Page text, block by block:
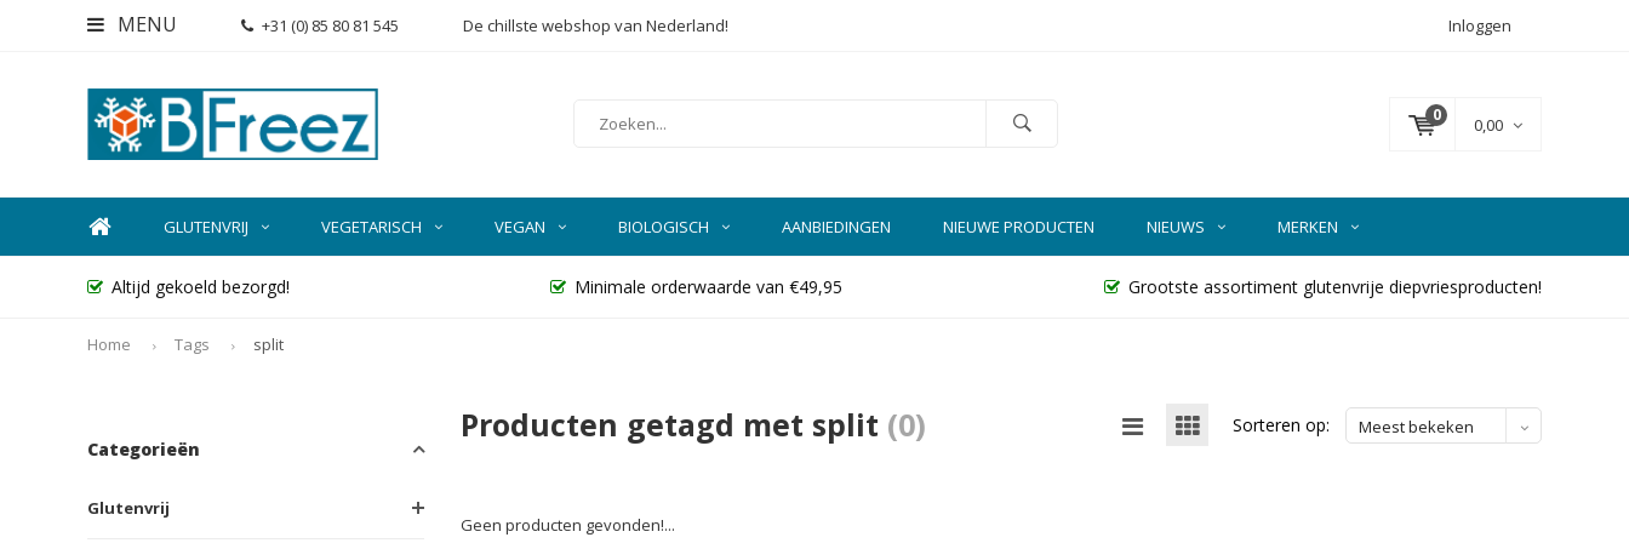
MENU +31 (0) 85 80 81 545 De chillste webshop van Nederland! Inloggen
0 0,00
GLUTENVRIJ VEGETARISCH VEGAN BIOLOGISCH AANBIEDINGEN NIEUWE PRODUCTEN NIEUWS MERKEN
Altijd gekoeld bezorgd! Minimale orderwaarde van €49,95 Grootste assortiment glutenvrije diepvriesproducten!
Home Tags split
Categorieën
Glutenvrij
Producten getagd met split (0) Sorteren op: Meest bekeken
Geen producten gevonden!...